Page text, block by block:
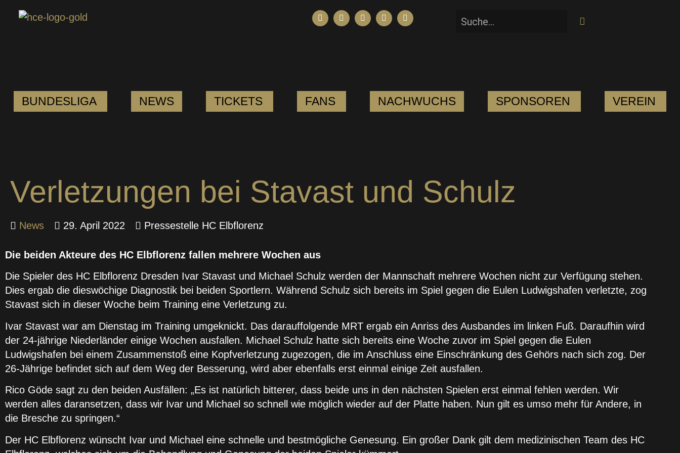
BUNDESLIGA NEWS TICKETS FANS NACHWUCHS SPONSOREN VEREIN
Verletzungen bei Stavast und Schulz
News 29. April 2022 Pressestelle HC Elbflorenz
Die beiden Akteure des HC Elbflorenz fallen mehrere Wochen aus
Die Spieler des HC Elbflorenz Dresden Ivar Stavast und Michael Schulz werden der Mannschaft mehrere Wochen nicht zur Verfügung stehen.
Dies ergab die dieswöchige Diagnostik bei beiden Sportlern. Während Schulz sich bereits im Spiel gegen die Eulen Ludwigshafen verletzte, zog
Stavast sich in dieser Woche beim Training eine Verletzung zu.
Ivar Stavast war am Dienstag im Training umgeknickt. Das darauffolgende MRT ergab ein Anriss des Ausbandes im linken Fuß. Daraufhin wird
der 24-jährige Niederländer einige Wochen ausfallen. Michael Schulz hatte sich bereits eine Woche zuvor im Spiel gegen die Eulen
Ludwigshafen bei einem Zusammenstoß eine Kopfverletzung zugezogen, die im Anschluss eine Einschränkung des Gehörs nach sich zog. Der
26-Jährige befindet sich auf dem Weg der Besserung, wird aber ebenfalls erst einmal einige Zeit ausfallen.
Rico Göde sagt zu den beiden Ausfällen: „Es ist natürlich bitterer, dass beide uns in den nächsten Spielen erst einmal fehlen werden. Wir
werden alles daransetzen, dass wir Ivar und Michael so schnell wie möglich wieder auf der Platte haben. Nun gilt es umso mehr für Andere, in
die Bresche zu springen.“
Der HC Elbflorenz wünscht Ivar und Michael eine schnelle und bestmögliche Genesung. Ein großer Dank gilt dem medizinischen Team des HC